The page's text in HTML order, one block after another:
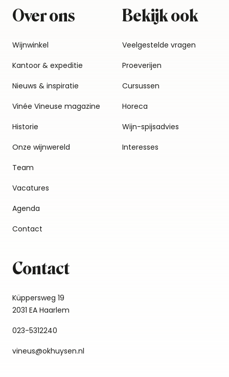
Over ons
Wijnwinkel
Kantoor & expeditie
Nieuws & inspiratie
Vinée Vineuse magazine
Historie
Onze wijnwereld
Team
Vacatures
Agenda
Contact
Bekijk ook
Veelgestelde vragen
Proeverijen
Cursussen
Horeca
Wijn-spijsadvies
Interesses
Contact
Küppersweg 19
2031 EA Haarlem
023-5312240
vineus@okhuysen.nl